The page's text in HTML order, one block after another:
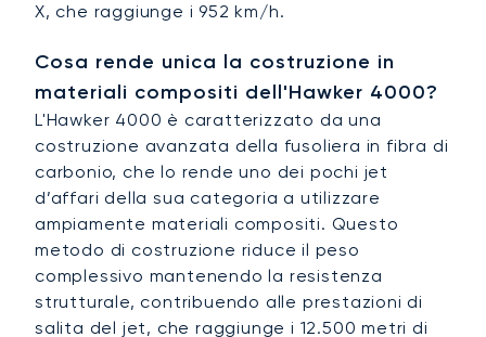
X, che raggiunge i 952 km/h.
Cosa rende unica la costruzione in
materiali compositi dell'Hawker 4000?
L'Hawker 4000 è caratterizzato da una
costruzione avanzata della fusoliera in fibra di
carbonio, che lo rende uno dei pochi jet
d’affari della sua categoria a utilizzare
ampiamente materiali compositi. Questo
metodo di costruzione riduce il peso
complessivo mantenendo la resistenza
strutturale, contribuendo alle prestazioni di
salita del jet, che raggiunge i 12.500 metri di